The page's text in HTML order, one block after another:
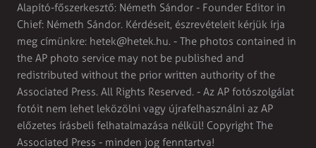
Alapító-főszerkesztő: Németh Sándor - Founder Editor in
Chief: Németh Sándor. Kérdéseit, észrevételeit kérjük írja
meg címünkre: hetek@hetek.hu. - The photos contained in
the AP photo service may not be published and
redistributed without the prior written authority of the
Associated Press. All Rights Reserved. - Az AP fotószolgálat
fotóit nem lehet leközölni vagy újrafelhasználni az AP
előzetes írásbeli felhatalmazása nélkül! Copyright The
Associated Press - minden jog fenntartva!